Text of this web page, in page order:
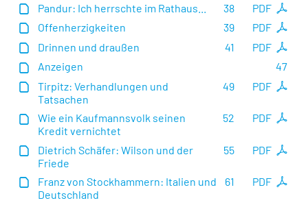
PDF
38
Pandur: Ich herrschte im Rathaus...
PDF
39
Offenherzigkeiten
PDF
41
Drinnen und draußen
47
Anzeigen
PDF
49
Tirpitz: Verhandlungen und
Tatsachen
PDF
52
Wie ein Kaufmannsvolk seinen
Kredit vernichtet
PDF
55
Dietrich Schäfer: Wilson und der
Friede
PDF
61
Franz von Stockhammern: Italien und
Deutschland